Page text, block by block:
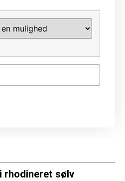
rhodineret sølv